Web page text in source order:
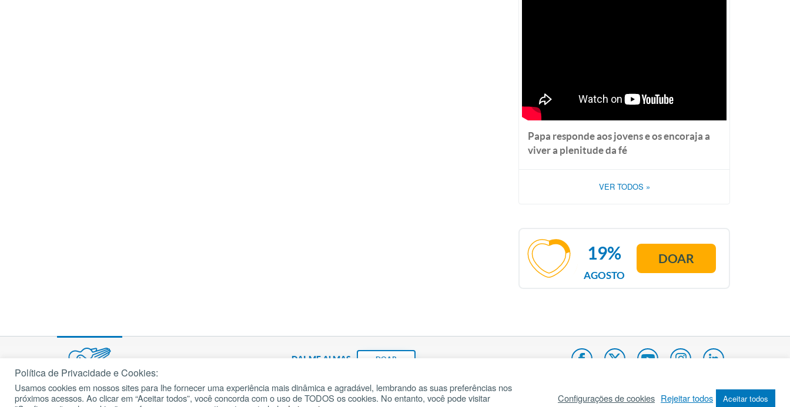
Papa responde aos jovens e os encoraja a
viver a plenitude da fé
VER TODOS »
AGOSTO
19% DOAR
DAI-ME ALMAS DOAR
Fundação João Paulo II Pedido de Oração Mapa do site Internacional
cancaonova.com© 2002 – 2026
Todos os direitos reservados.
Política de Privacidade e Cookies:
Usamos cookies em nossos sites para lhe fornecer uma experiência mais dinâmica e agradável, lembrando as suas preferências nos
próximos acessos. Ao clicar em “Aceitar todos”, você concorda com o uso de TODOS os cookies. No entanto, você pode visitar
Configurações de cookies Rejeitar todos Aceitar todos